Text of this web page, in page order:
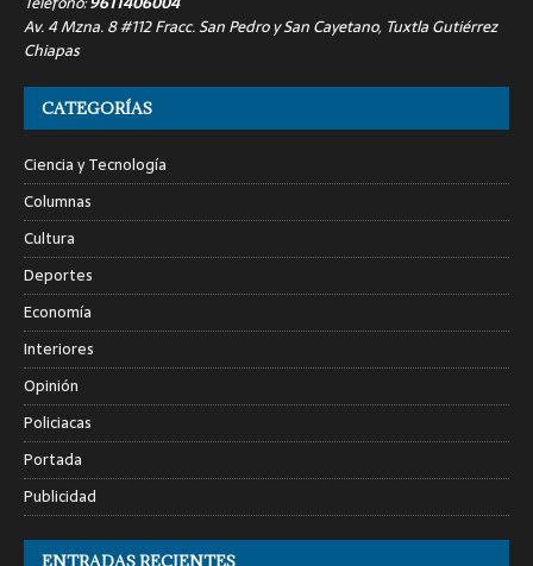
Av. 4 Mzna. 8 #112 Fracc. San Pedro y San Cayetano, Tuxtla Gutiérrez
Chiapas
CATEGORÍAS
Ciencia y Tecnología
Columnas
Cultura
Deportes
Economía
Interiores
Opinión
Policiacas
Portada
Publicidad
ENTRADAS RECIENTES